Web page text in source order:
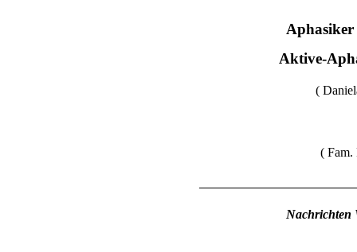
Aphasiker
Aktive-
(
( Fam.
Nachrichten